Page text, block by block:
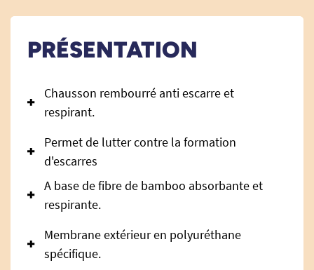
PRÉSENTATION
Chausson rembourré anti escarre et
respirant.
Permet de lutter contre la formation
d'escarres
A base de fibre de bamboo absorbante et
respirante.
Membrane extérieur en polyuréthane
spécifique.